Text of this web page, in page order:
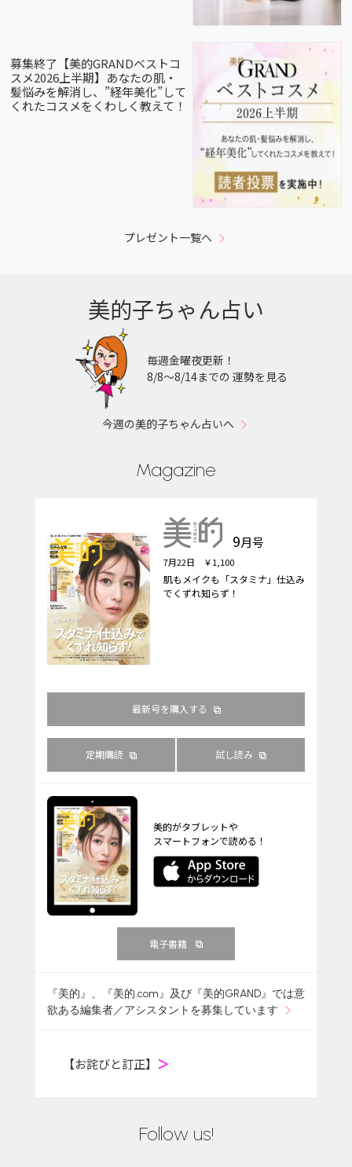
募集終了【美的GRANDベストコ
スメ2026上半期】あなたの肌・
髪悩みを解消し、”経年美化”して
くれたコスメをくわしく教えて！
プレゼント一覧へ
美的子ちゃん占い
毎週金曜夜更新！
8/8〜8/14までの 運勢を見る
今週の美的子ちゃん占いへ
Magazine
9月号
7月22日 ￥1,100
肌もメイクも「スタミナ」仕込み
でくずれ知らず！
最新号を購入する
定期購読 試し読み
美的がタブレットや
スマートフォンで読める！
電子書籍
『美的』、『美的.com』及び『美的GRAND』では意
欲ある編集者／アシスタントを募集しています
【お詫びと訂正】 ＞
Follow us!